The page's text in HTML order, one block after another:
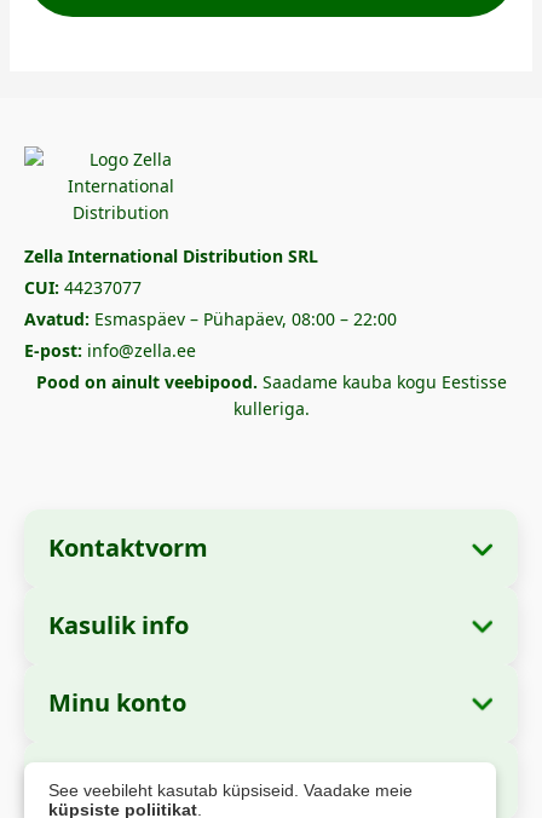
See veebileht kasutab küpsiseid. Vaadake meie
küpsiste poliitikat
Zella International Distribution SRL
CUI: 44237077
Avatud: Esmaspäev – Pühapäev, 08:00 – 22:00
E-post: info@zella.ee
Pood on ainult veebipood. Saadame kauba kogu Eestisse
kulleriga.
Kontaktvorm
Ettevõtte nimi:
SRL
Asukoht:Strada Cuza Vodă nr. 97, Sector 4,
București, 040283, România
Kasulik info
Makseviisid
Saatmise info
Minu konto
Minu tellimused
Isikuandmed
Turvaline maksmine